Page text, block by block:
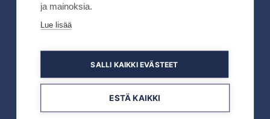
Tahkon reitistöjen opastus uusitaan kokonaan
kesällä 2026
Lue lisää
ja mainoksia.
Lue lisää
SALLI KAIKKI EVÄSTEET
ESTÄ KAIKKI